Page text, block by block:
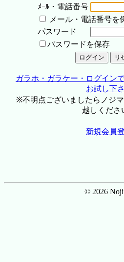
ﾒｰﾙ・電話番号
メール・電話番号を
パスワード
パスワードを保存
ガラホ・ガラケー・ログイン
お試し下
※不明点ございましたらノジ
越しくださ
新規会員
© 2026